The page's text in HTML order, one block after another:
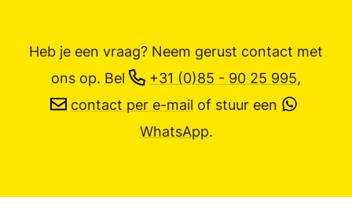
Heb je een vraag? Neem gerust contact met
ons op. Bel +31 (0)85 - 90 25 995,
contact per e-mail of stuur een
WhatsApp.